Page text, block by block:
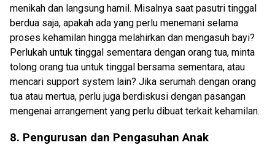
menikah dan langsung hamil. Misalnya saat pasutri tinggal
berdua saja, apakah ada yang perlu menemani selama
proses kehamilan hingga melahirkan dan mengasuh bayi?
Perlukah untuk tinggal sementara dengan orang tua, minta
tolong orang tua untuk tinggal bersama sementara, atau
mencari support system lain? Jika serumah dengan orang
tua atau mertua, perlu juga berdiskusi dengan pasangan
mengenai arrangement yang perlu dibuat terkait kehamilan.
8. Pengurusan dan Pengasuhan Anak